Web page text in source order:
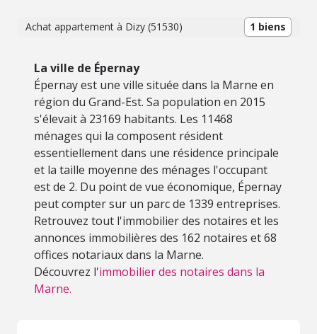
Achat appartement à Dizy (51530) 1 biens
La ville de Épernay
Épernay est une ville située dans la Marne en
région du Grand-Est. Sa population en 2015
s'élevait à 23169 habitants. Les 11468
ménages qui la composent résident
essentiellement dans une résidence principale
et la taille moyenne des ménages l'occupant
est de 2. Du point de vue économique, Épernay
peut compter sur un parc de 1339 entreprises.
Retrouvez tout l'immobilier des notaires et les
annonces immobilières des 162 notaires et 68
offices notariaux dans la Marne.
Découvrez l'immobilier des notaires dans la
Marne.